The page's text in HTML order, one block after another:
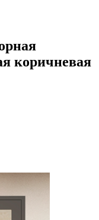
коричневая